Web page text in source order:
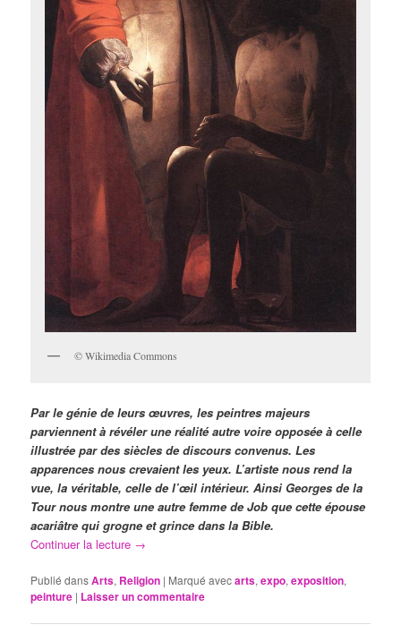
© Wikimedia Commons
Par le génie de leurs œuvres, les peintres majeurs
parviennent à révéler une réalité autre voire opposée à celle
illustrée par des siècles de discours convenus. Les
apparences nous crevaient les yeux. L’artiste nous rend la
vue, la véritable, celle de l’œil intérieur. Ainsi Georges de la
Tour nous montre une autre femme de Job que cette épouse
acariâtre qui grogne et grince dans la Bible.
Continuer la lecture →
Publié dansArts, Religion | Marqué avecarts,expo,exposition,
peinture | Laisser un commentaire